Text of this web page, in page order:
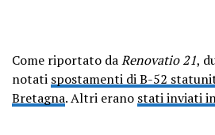
Come riportato daRenovatio 21,
notati spostamenti di B-52
Bretagna. Altri erano stati inviati